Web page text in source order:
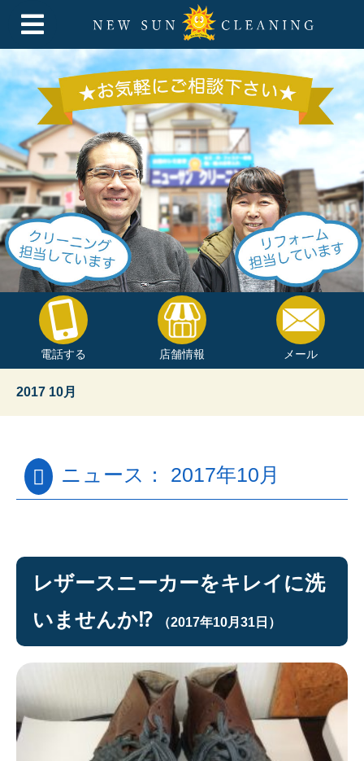
電話する 店舗情報 メール
2017 10月
ニュース： 2017年10月
レザースニーカーをキレイに洗
いませんか⁉︎
（2017年10月31日）